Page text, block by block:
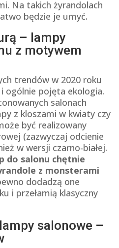
Na takich żyrandolach
będzie je umyć.
– lampy
z motywem
trendów w 2020 roku
ogólnie pojęta ekologia.
salonach
z kloszami w kwiaty czy
być realizowany
(zazwyczaj odcienie
w wersji czarno-białej.
do salonu chętnie
z monsterami
dodadzą one
i przełamią klasyczny
salonowe –